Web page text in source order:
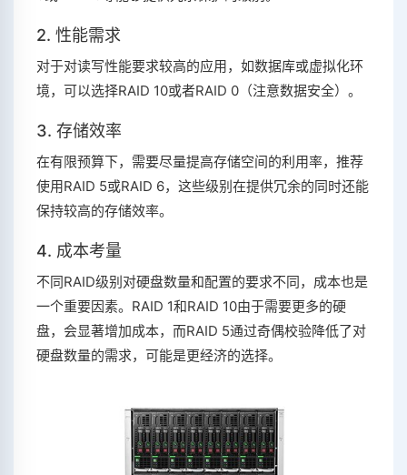
2. 性能需求
对于对读写性能要求较高的应用，如数据库或虚拟化环
境，可以选择RAID 10或者RAID 0（注意数据安全）。
3. 存储效率
在有限预算下，需要尽量提高存储空间的利用率，推荐
使用RAID 5或RAID 6，这些级别在提供冗余的同时还能
保持较高的存储效率。
4. 成本考量
不同RAID级别对硬盘数量和配置的要求不同，成本也是
一个重要因素。RAID 1和RAID 10由于需要更多的硬
盘，会显著增加成本，而RAID 5通过奇偶校验降低了对
硬盘数量的需求，可能是更经济的选择。